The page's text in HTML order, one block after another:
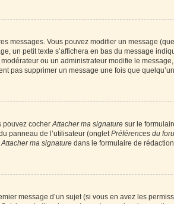
messages. Vous pouvez modifier un message
un petit texte s’affichera en bas du message
ou un administrateur modifie le
pas supprimer un message une fois que
pouvez cocherAttacher ma signature sur le
panneau de l’utilisateur (ongletPréférences du
Attacher ma signature dans le formulaire de
message d’un sujet (si vous en avez les